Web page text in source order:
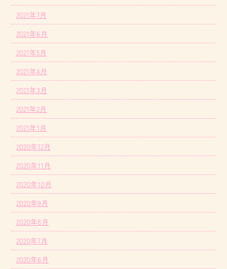
2021年7月
2021年6月
2021年5月
2021年4月
2021年3月
2021年2月
2021年1月
2020年12月
2020年11月
2020年10月
2020年9月
2020年8月
2020年7月
2020年6月